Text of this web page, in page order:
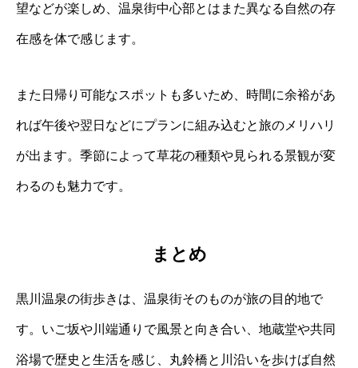
望などが楽しめ、温泉街中心部とはまた異なる自然の存
在感を体で感じます。
また日帰り可能なスポットも多いため、時間に余裕があ
れば午後や翌日などにプランに組み込むと旅のメリハリ
が出ます。季節によって草花の種類や見られる景観が変
わるのも魅力です。
まとめ
黒川温泉の街歩きは、温泉街そのものが旅の目的地で
す。いご坂や川端通りで風景と向き合い、地蔵堂や共同
浴場で歴史と生活を感じ、丸鈴橋と川沿いを歩けば自然